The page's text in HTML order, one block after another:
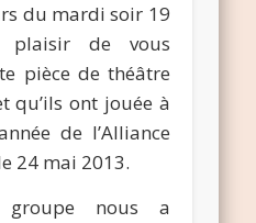
du mardi soir 19
plaisir de vous
pièce de théâtre
qu’ils ont jouée à
de l’Alliance
24 mai 2013.
nous a